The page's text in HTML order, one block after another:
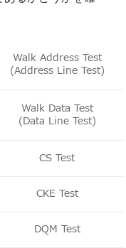
Walk Address Test
(Address Line Test)
Walk Data Test
(Data Line Test)
CS Test
CKE Test
DQM Test